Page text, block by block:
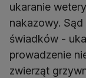
ukaranie
nakazowy. Sąd
świadków -
prowadzenie
zwierząt